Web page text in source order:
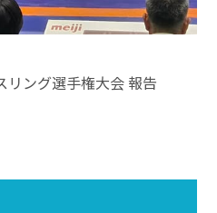
2026明治杯全日本選抜レスリング選手権大会 報告